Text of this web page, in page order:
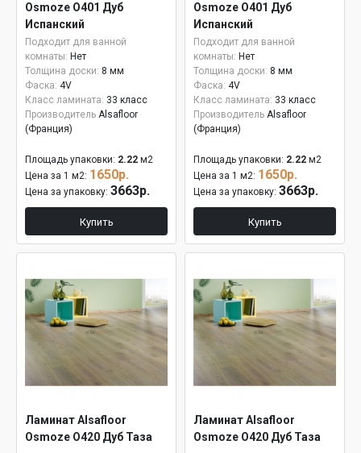
Osmoze O401 Дуб
Испанский
Подходит для ванной
комнаты: Нет
Толщина доски: 8 мм
Фаска: 4V
Класс ламината: 33 класс
Производитель Alsafloor
(Франция)
Площадь упаковки: 2.22 м2
Цена за 1 м2: 1650р.
Цена за упаковку: 3663р.
Купить
Osmoze O401 Дуб
Испанский
Подходит для ванной
комнаты: Нет
Толщина доски: 8 мм
Фаска: 4V
Класс ламината: 33 класс
Производитель Alsafloor
(Франция)
Площадь упаковки: 2.22 м2
Цена за 1 м2: 1650р.
Цена за упаковку: 3663р.
Купить
Ламинат Alsafloor
Osmoze O420 Дуб Таза
Ламинат Alsafloor
Osmoze O420 Дуб Таза